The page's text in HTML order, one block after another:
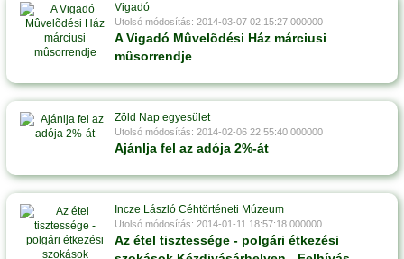
Vigadó
Utolsó módosítás: 2014-03-07 02:15:27.000000
A Vigadó Mûvelõdési Ház márciusi
mûsorrendje
Zöld Nap egyesület
Utolsó módosítás: 2014-02-06 22:55:40.000000
Ajánlja fel az adója 2%-át
Incze László Céhtörténeti Múzeum
Utolsó módosítás: 2014-01-11 18:57:18.000000
Az étel tisztessége - polgári étkezési